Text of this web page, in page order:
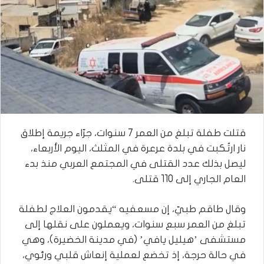
قتلت طفلة تبلغ من العمر 7 سنوات، جرّاء جريمة إطلاق
نار ارتُكبت في بلدة عرعرة في المثلث، اليوم الأربعاء،
ليصل بذلك عدد القتلى في المجتمع العربي منذ بدء
العام الجاري إلى 110 قتلى.
وقال طاقم طبيّ، إن مسعفيه “يقدمون العلاج لطفلة
تبلغ من العمر سبع سنوات، ويعملون على نقلها إلى
مستشفى ’هيليل يافي’ (في مدينة الخضيرة)، وهي
في حالة حرجة، إذ تخضع لعملية إنعاش قلبي ورئوي،